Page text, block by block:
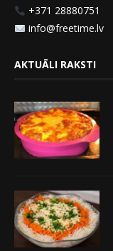
+371 28880751
info@freetime.lv
AKTUĀLI RAKSTI